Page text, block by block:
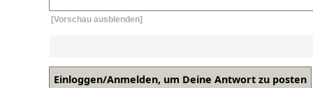
[Vorschau ausblenden]